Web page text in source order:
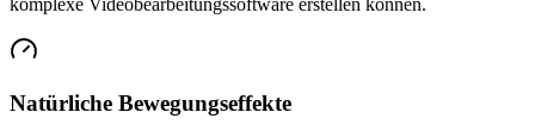
komplexe Videobearbeitungssoftware erstellen können.
Natürliche Bewegungseffekte